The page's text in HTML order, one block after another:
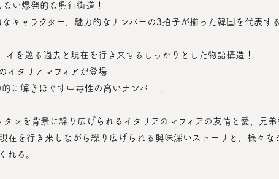
い爆発的な興行街道！
イを巡る過去と現在を行き来するしっかりとした物語構造！
イタリアマフィアが登場！
に解きほぐす中毒性の高いナンバー！
在を行き来しながら繰り広げられる興味深いストーリと、様々な
れる。